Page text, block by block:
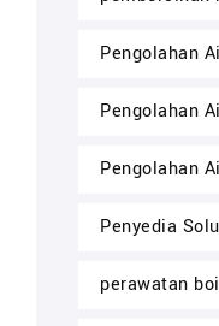
Pengolahan
Pengolahan
Pengolahan
Penyedia
perawatan